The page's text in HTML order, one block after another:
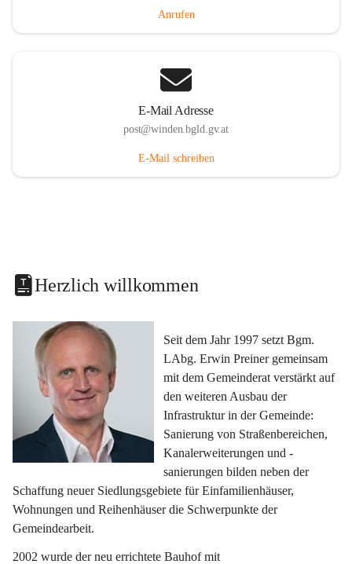
Anrufen
E-Mail Adresse
post@winden.bgld.gv.at
E-Mail schreiben
Herzlich willkommen
Seit dem Jahr 1997 setzt Bgm.
LAbg. Erwin Preiner gemeinsam
mit dem Gemeinderat verstärkt auf
den weiteren Ausbau der
Infrastruktur in der Gemeinde:
Sanierung von Straßenbereichen,
Kanalerweiterungen und -
sanierungen bilden neben der
Schaffung neuer Siedlungsgebiete für Einfamilienhäuser,
Wohnungen und Reihenhäuser die Schwerpunkte der
Gemeindearbeit.
2002 wurde der neu errichtete Bauhof mit